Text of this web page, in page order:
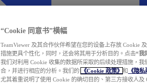
“Cookie 同意书”横幅
TeamViewer 及其合作伙伴希望在您的设备上存放 Cookie
措施更具个性化，同时，还会将其用于分析目的。点击“我
我们对利用 Cookie 收集的数据所采取的后续处理措施，
合，并进行相应的分析。我们的
《Cookie 政策》 和 《隐私
尤其着重说明了使用 Cookie 的确切目的、第三方接收人